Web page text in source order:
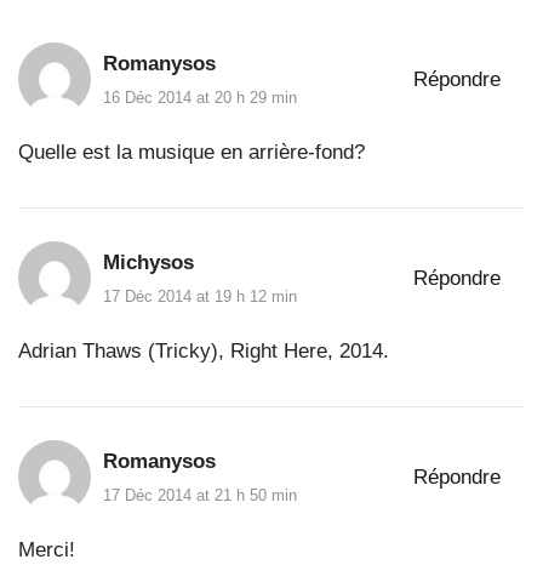
Romanysos
16 Déc 2014 at 20 h 29 min
Répondre
Quelle est la musique en arrière-fond?
Michysos
17 Déc 2014 at 19 h 12 min
Répondre
Adrian Thaws (Tricky), Right Here, 2014.
Romanysos
17 Déc 2014 at 21 h 50 min
Répondre
Merci!